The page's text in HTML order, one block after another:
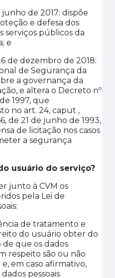
junho de 2017: dispõe
e defesa dos
serviços públicos da
e
de dezembro de 2018:
de Segurança da
a governança da
e altera o Decreto nº
1997, que
no art. 24,caput ,
de 21 de junho de 1993,
de licitação nos casos
a segurança
usuário do serviço?
junto à CVM os
pela Lei de
de tratamento e
do usuário obter do
que os dados
respeito são ou não
em caso afirmativo,
pessoais.